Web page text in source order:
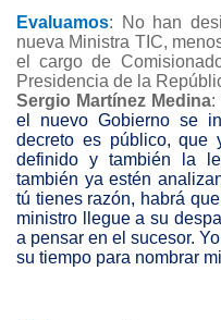
Evaluamos: No han
nueva Ministra TIC,
el cargo de
Presidencia de la
Sergio Martínez Medina:
el nuevo Gobierno se
decreto es público, que
definido y también la
también ya estén
tú tienes razón, habrá
ministro llegue a su
a pensar en el sucesor.
su tiempo para nombrar